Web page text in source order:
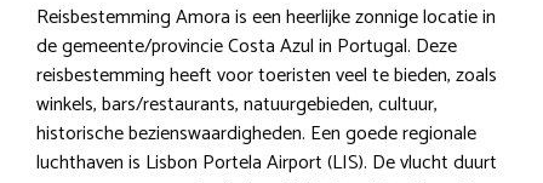
Reisbestemming Amora is een heerlijke zonnige locatie in
de gemeente/provincie Costa Azul in Portugal. Deze
reisbestemming heeft voor toeristen veel te bieden, zoals
winkels, bars/restaurants, natuurgebieden, cultuur,
historische bezienswaardigheden. Een goede regionale
luchthaven is Lisbon Portela Airport (LIS). De vlucht duurt